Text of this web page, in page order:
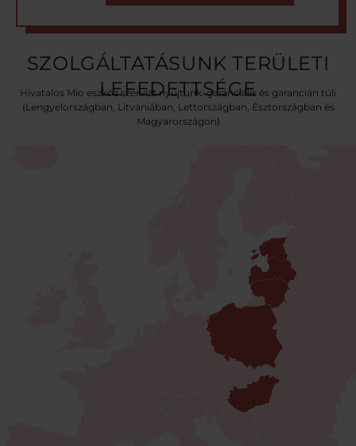
SZOLGÁLTATÁSUNK TERÜLETI
LEFEDETTSÉGE
Hivatalos Mio eszköz szervizt nyújtunk: garanciális és garancián túli
(Lengyelországban, Litvániában, Lettországban, Észtországban és
Magyarországon)